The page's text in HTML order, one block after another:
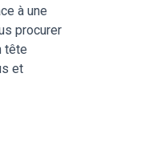
à une
procurer
tête
et